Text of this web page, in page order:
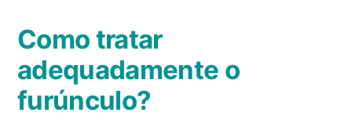
Como tratar
adequadamente o
furúnculo?